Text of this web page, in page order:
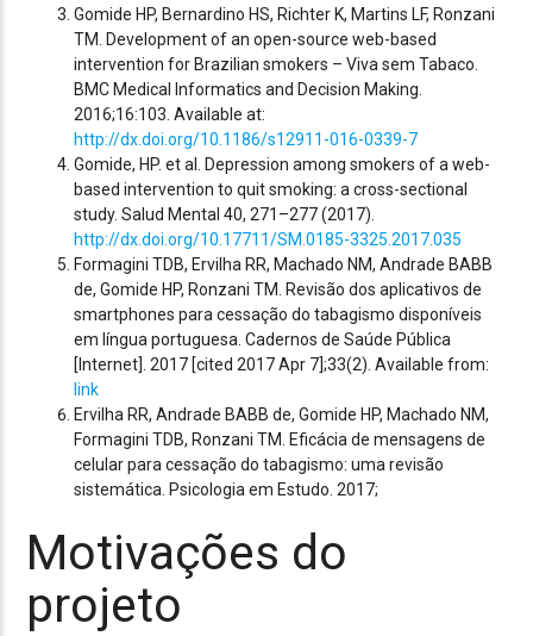
Gomide HP, Bernardino HS, Richter K, Martins LF, Ronzani
TM. Development of an open-source web-based
intervention for Brazilian smokers – Viva sem Tabaco.
BMC Medical Informatics and Decision Making.
2016;16:103. Available at:
http://dx.doi.org/10.1186/s12911-016-0339-7
Gomide, HP. et al. Depression among smokers of a web-
based intervention to quit smoking: a cross-sectional
study. Salud Mental 40, 271–277 (2017).
http://dx.doi.org/10.17711/SM.0185-3325.2017.035
Formagini TDB, Ervilha RR, Machado NM, Andrade BABB
de, Gomide HP, Ronzani TM. Revisão dos aplicativos de
smartphones para cessação do tabagismo disponíveis
em língua portuguesa. Cadernos de Saúde Pública
[Internet]. 2017 [cited 2017 Apr 7];33(2). Available from:
link
Ervilha RR, Andrade BABB de, Gomide HP, Machado NM,
Formagini TDB, Ronzani TM. Eficácia de mensagens de
celular para cessação do tabagismo: uma revisão
sistemática. Psicologia em Estudo. 2017;
Motivações do
projeto